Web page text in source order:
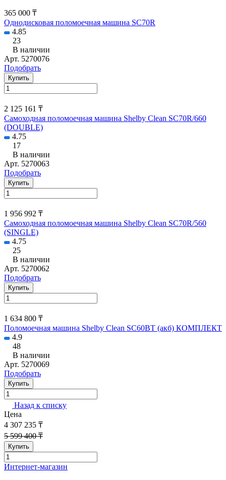
365 000 ₸
Однодисковая поломоечная машина SC70R
4.85
23
В наличии
Арт. 5270076
Подобрать
Купить
2 125 161 ₸
Самоходная поломоечная машина Shelby Clean SC70R/660
(DOUBLE)
4.75
17
В наличии
Арт. 5270063
Подобрать
Купить
1 956 992 ₸
Самоходная поломоечная машина Shelby Clean SC70R/560
(SINGLE)
4.75
25
В наличии
Арт. 5270062
Подобрать
Купить
1 634 800 ₸
Поломоечная машина Shelby Clean SC60BT (акб) КОМПЛЕКТ
4.9
48
В наличии
Арт. 5270069
Подобрать
Купить
Назад к списку
Цена
4 307 235 ₸
5 599 400 ₸
Купить
Интернет-магазин